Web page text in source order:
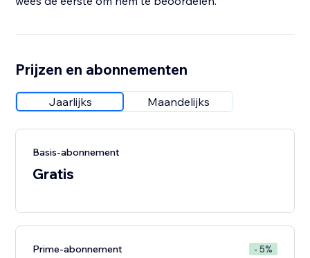
Prijzen en abonnementen
Jaarlijks Maandelijks
Basis-abonnement
Gratis
Prime-abonnement - 5%